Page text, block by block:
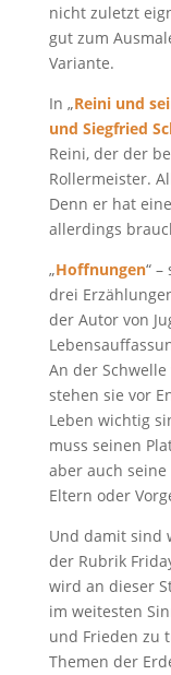
nicht zuletzt
gut zum
Variante.
In „Reini und
und Siegfried
Reini, der der
Rollermeister.
Denn er hat
allerdings
„Hoffnungen“
drei
der Autor von
An der
stehen sie vor
Leben wichtig
muss seinen
aber auch
Eltern oder
Und damit sind
der Rubrik
wird an dieser
im weitesten
und Frieden zu
Themen der